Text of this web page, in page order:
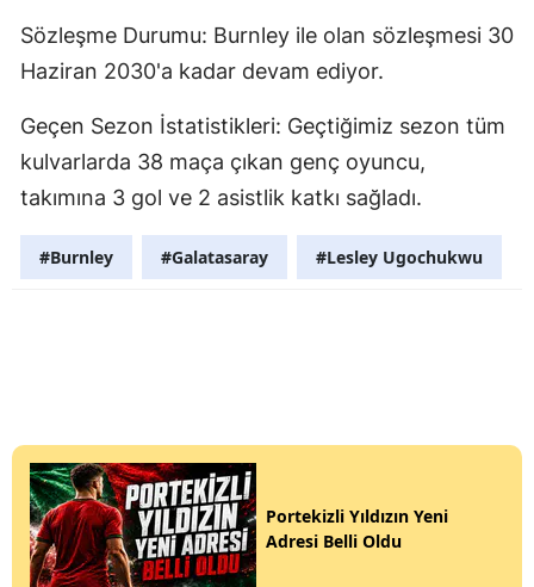
Sözleşme Durumu: Burnley ile olan sözleşmesi 30
Haziran 2030'a kadar devam ediyor.
Geçen Sezon İstatistikleri: Geçtiğimiz sezon tüm
kulvarlarda 38 maça çıkan genç oyuncu,
takımına 3 gol ve 2 asistlik katkı sağladı.
#Burnley #Galatasaray #Lesley Ugochukwu
Portekizli Yıldızın Yeni
Adresi Belli Oldu